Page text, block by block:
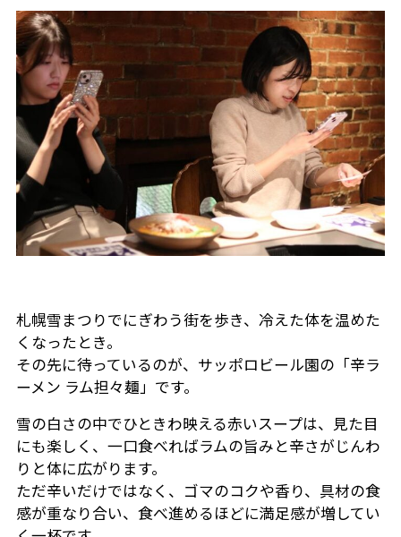
札幌雪まつりでにぎわう街を歩き、冷えた体を温めた
くなったとき。
その先に待っているのが、サッポロビール園の「辛ラ
ーメン ラム担々麺」です。
雪の白さの中でひときわ映える赤いスープは、見た目
にも楽しく、一口食べればラムの旨みと辛さがじんわ
りと体に広がります。
ただ辛いだけではなく、ゴマのコクや香り、具材の食
感が重なり合い、食べ進めるほどに満足感が増してい